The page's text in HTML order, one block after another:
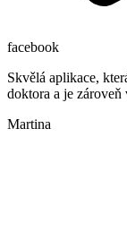
facebook
Skvělá aplikace,
doktora a je zároveň
Martina